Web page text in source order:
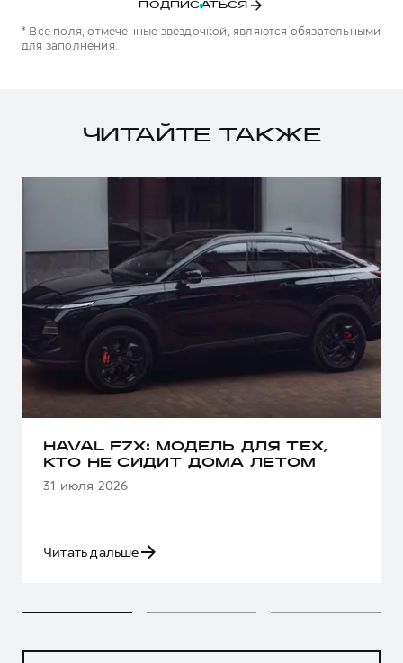
ПОДПИСАТЬСЯ
* Все поля, отмеченные звездочкой, являются обязательными
для заполнения.
ЧИТАЙТЕ ТАКЖЕ
HAVAL F7X: МОДЕЛЬ ДЛЯ ТЕХ,
КТО НЕ СИДИТ ДОМА ЛЕТОМ
31 июля 2026
Читать дальше